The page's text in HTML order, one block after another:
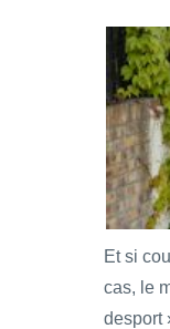
Et si
cas, le
desport